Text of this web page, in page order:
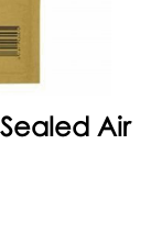
Air